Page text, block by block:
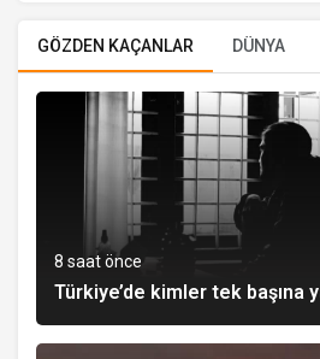
GÖZDEN KAÇANLAR DÜNYA
8 saat önce
Türkiye’de kimler tek başına